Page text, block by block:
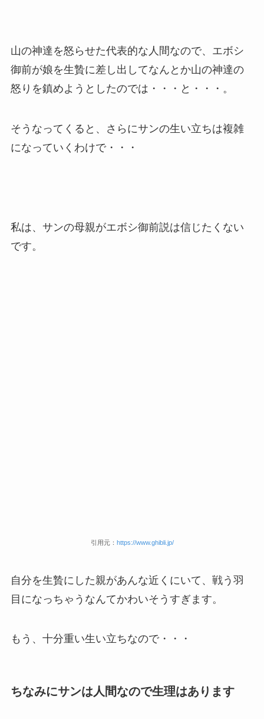
山の神達を怒らせた代表的な人間なので、エボシ
御前が娘を生贄に差し出してなんとか山の神達の
怒りを鎮めようとしたのでは・・・と・・・。
そうなってくると、さらにサンの生い立ちは複雑
になっていくわけで・・・
私は、サンの母親がエボシ御前説は信じたくない
です。
引用元： https://www.ghibli.jp/
自分を生贄にした親があんな近くにいて、戦う羽
目になっちゃうなんてかわいそうすぎます。
もう、十分重い生い立ちなので・・・
ちなみにサンは人間なので生理はあります